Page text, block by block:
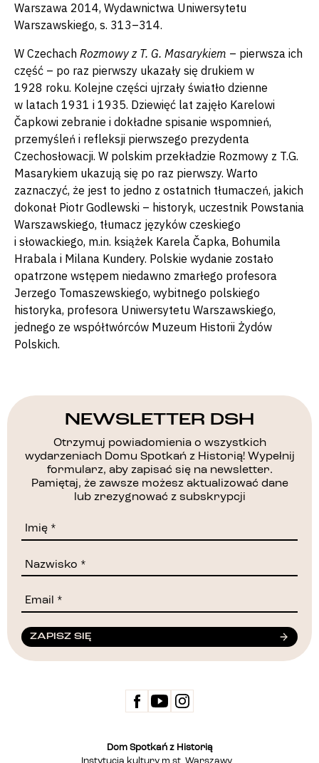
Warszawa 2014, Wydawnictwa Uniwersytetu
Warszawskiego, s. 313–314.
W Czechach Rozmowy z T. G. Masarykiem – pierwsza ich
część – po raz pierwszy ukazały się drukiem w
1928 roku. Kolejne części ujrzały światło dzienne
w latach 1931 i 1935. Dziewięć lat zajęło Karelowi
Čapkowi zebranie i dokładne spisanie wspomnień,
przemyśleń i refleksji pierwszego prezydenta
Czechosłowacji. W polskim przekładzie Rozmowy z T.G.
Masarykiem ukazują się po raz pierwszy. Warto
zaznaczyć, że jest to jedno z ostatnich tłumaczeń, jakich
dokonał Piotr Godlewski – historyk, uczestnik Powstania
Warszawskiego, tłumacz języków czeskiego
i słowackiego, m.in. książek Karela Čapka, Bohumila
Hrabala i Milana Kundery. Polskie wydanie zostało
opatrzone wstępem niedawno zmarłego profesora
Jerzego Tomaszewskiego, wybitnego polskiego
historyka, profesora Uniwersytetu Warszawskiego,
jednego ze współtwórców Muzeum Historii Żydów
Polskich.
NEWSLETTER DSH
Otrzymuj powiadomienia o wszystkich
wydarzeniach Domu Spotkań z Historią! Wypełnij
formularz, aby zapisać się na newsletter.
Pamiętaj, że zawsze możesz aktualizować dane
lub zrezygnować z subskrypcji
ZAPISZ SIĘ
Dom Spotkań z Historią